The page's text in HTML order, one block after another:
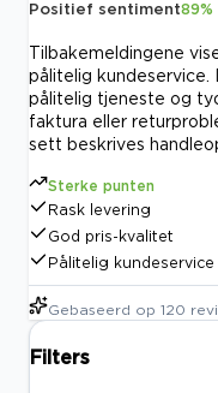
Positief sentiment89%
Tilbakemeldingene
pålitelig
pålitelig tjeneste og
faktura eller
sett beskrives
Sterke punten
Rask levering
God pris-kvalitet
Pålitelig kundeservice
Gebaseerd op 120
Filters